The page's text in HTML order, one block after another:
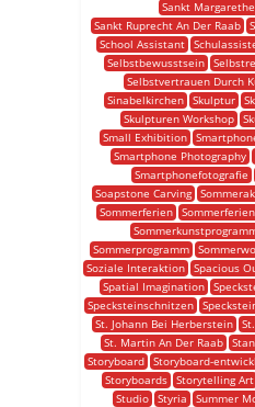
Sankt
Sankt Ruprecht An Der Raab
School Assistant
Selbstbewusstsein
Selbstvertrauen Durch
Sinabelkirchen Skulptur
Skulpturen Workshop
Small Exhibition
Smartphone Photography
Smartphonefotografie
Soapstone Carving
Sommerferien
Sommerprogramm
Soziale Interaktion
Spacious
Spatial Imagination
Specksteinschnitzen
St. Johann Bei Herberstein
St. Martin An Der Raab
Storyboard
Storyboard-
Storyboards Storytelling Art
Studio
Styria Summer